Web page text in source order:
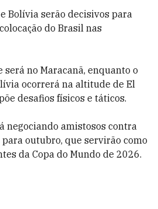
Bolívia serão decisivos para
do Brasil nas
será no Maracanã, enquanto o
ocorrerá na altitude de El
desafios físicos e táticos.
negociando amistosos contra
para outubro, que servirão como
da Copa do Mundo de 2026.